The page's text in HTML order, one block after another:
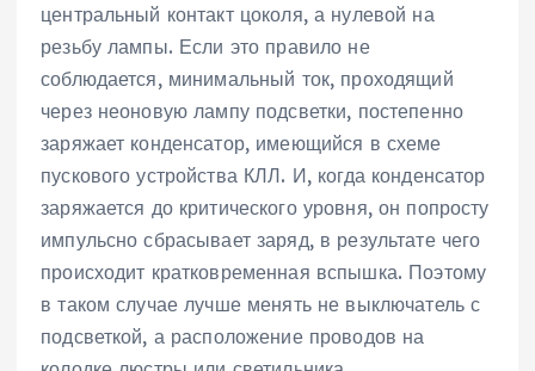
центральный контакт цоколя, а нулевой на
резьбу лампы. Если это правило не
соблюдается, минимальный ток, проходящий
через неоновую лампу подсветки, постепенно
заряжает конденсатор, имеющийся в схеме
пускового устройства КЛЛ. И, когда конденсатор
заряжается до критического уровня, он попросту
импульсно сбрасывает заряд, в результате чего
происходит кратковременная вспышка. Поэтому
в таком случае лучше менять не выключатель с
подсветкой, а расположение проводов на